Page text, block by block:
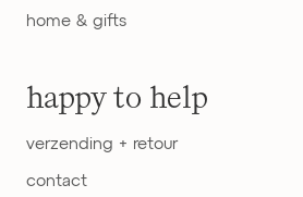
home & gifts
happy to help
verzending + retour
contact